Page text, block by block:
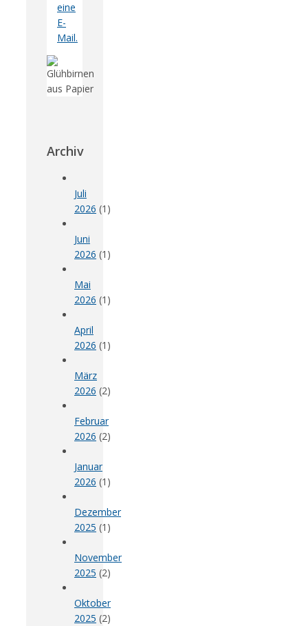
eine
E-
Mail.
Archiv
Juli
2026 (1)
Juni
2026 (1)
Mai
2026 (1)
April
2026 (1)
März
2026 (2)
Februar
2026 (2)
Januar
2026 (1)
Dezember
2025 (1)
November
2025 (2)
Oktober
2025 (2)